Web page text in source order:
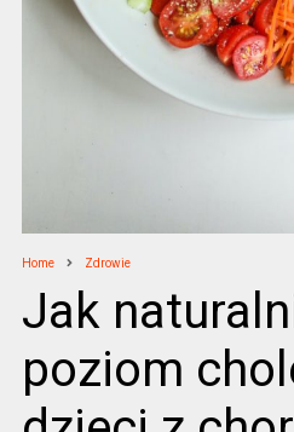
Home Zdrowie
Jak
poziom